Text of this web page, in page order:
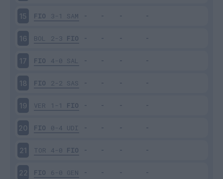
15 FIO 3-1 SAM
16 BOL 2-3 FIO
17 FIO 4-0 SAL
18 FIO 2-2 SAS
19 VER 1-1 FIO
20 FIO 0-4 UDI
21 TOR 4-0 FIO
22 FIO 6-0 GEN